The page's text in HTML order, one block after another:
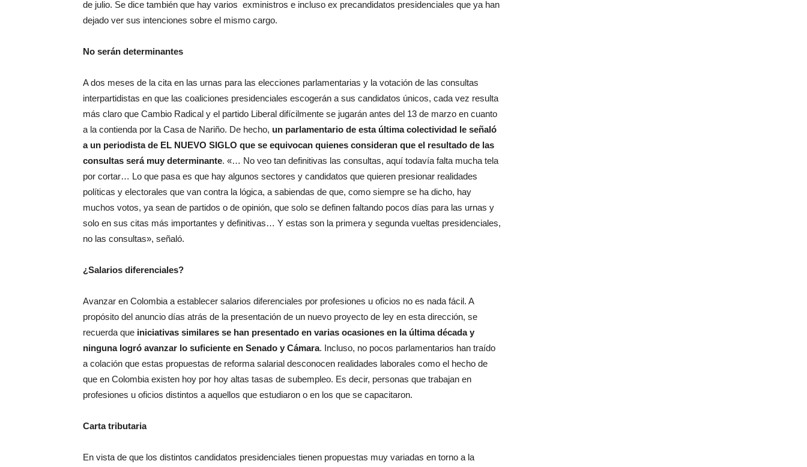
de julio. Se dice también que hay varios exministros e incluso ex precandidatos presidenciales que ya han
dejado ver sus intenciones sobre el mismo cargo.
No serán determinantes
A dos meses de la cita en las urnas para las elecciones parlamentarias y la votación de las consultas
interpartidistas en que las coaliciones presidenciales escogerán a sus candidatos únicos, cada vez resulta
más claro que Cambio Radical y el partido Liberal difícilmente se jugarán antes del 13 de marzo en cuanto
a la contienda por la Casa de Nariño. De hecho, un parlamentario de esta última colectividad le señaló
a un periodista de EL NUEVO SIGLO que se equivocan quienes consideran que el resultado de las
consultas será muy determinante. «… No veo tan definitivas las consultas, aquí todavía falta mucha tela
por cortar… Lo que pasa es que hay algunos sectores y candidatos que quieren presionar realidades
políticas y electorales que van contra la lógica, a sabiendas de que, como siempre se ha dicho, hay
muchos votos, ya sean de partidos o de opinión, que solo se definen faltando pocos días para las urnas y
solo en sus citas más importantes y definitivas… Y estas son la primera y segunda vueltas presidenciales,
no las consultas», señaló.
¿Salarios diferenciales?
Avanzar en Colombia a establecer salarios diferenciales por profesiones u oficios no es nada fácil. A
propósito del anuncio días atrás de la presentación de un nuevo proyecto de ley en esta dirección, se
recuerda que iniciativas similares se han presentado en varias ocasiones en la última década y
ninguna logró avanzar lo suficiente en Senado y Cámara. Incluso, no pocos parlamentarios han traído
a colación que estas propuestas de reforma salarial desconocen realidades laborales como el hecho de
que en Colombia existen hoy por hoy altas tasas de subempleo. Es decir, personas que trabajan en
profesiones u oficios distintos a aquellos que estudiaron o en los que se capacitaron.
Carta tributaria
En vista de que los distintos candidatos presidenciales tienen propuestas muy variadas en torno a la